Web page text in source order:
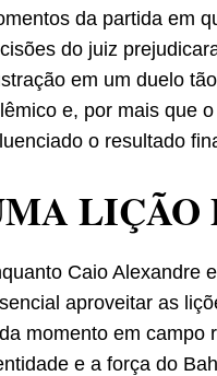
da partida em
do juiz
em um duelo
e, por mais que
o resultado
LIÇÃO
Caio Alexandre
aproveitar as
momento em campo
e a força do